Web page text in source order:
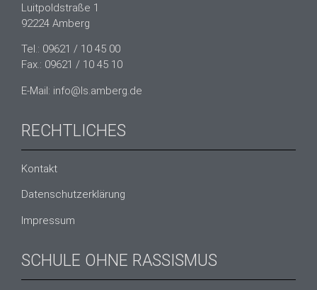
Luitpoldstraße 1
92224 Amberg
Tel.: 09621 / 10 45 00
Fax.: 09621 / 10 45 10
E-Mail: info@ls.amberg.de
RECHTLICHES
Kontakt
Datenschutzerklärung
Impressum
SCHULE OHNE RASSISMUS